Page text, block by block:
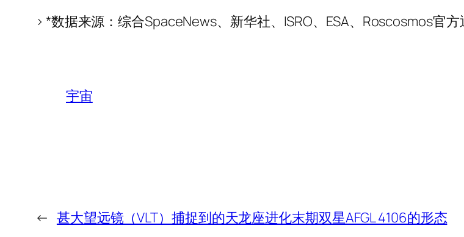
> *数据来源：综合SpaceNews、新华社、ISRO、ESA、Roscosmos官
宇宙
← 甚大望远镜（VLT）捕捉到的天龙座进化末期双星AFGL 4106的形态